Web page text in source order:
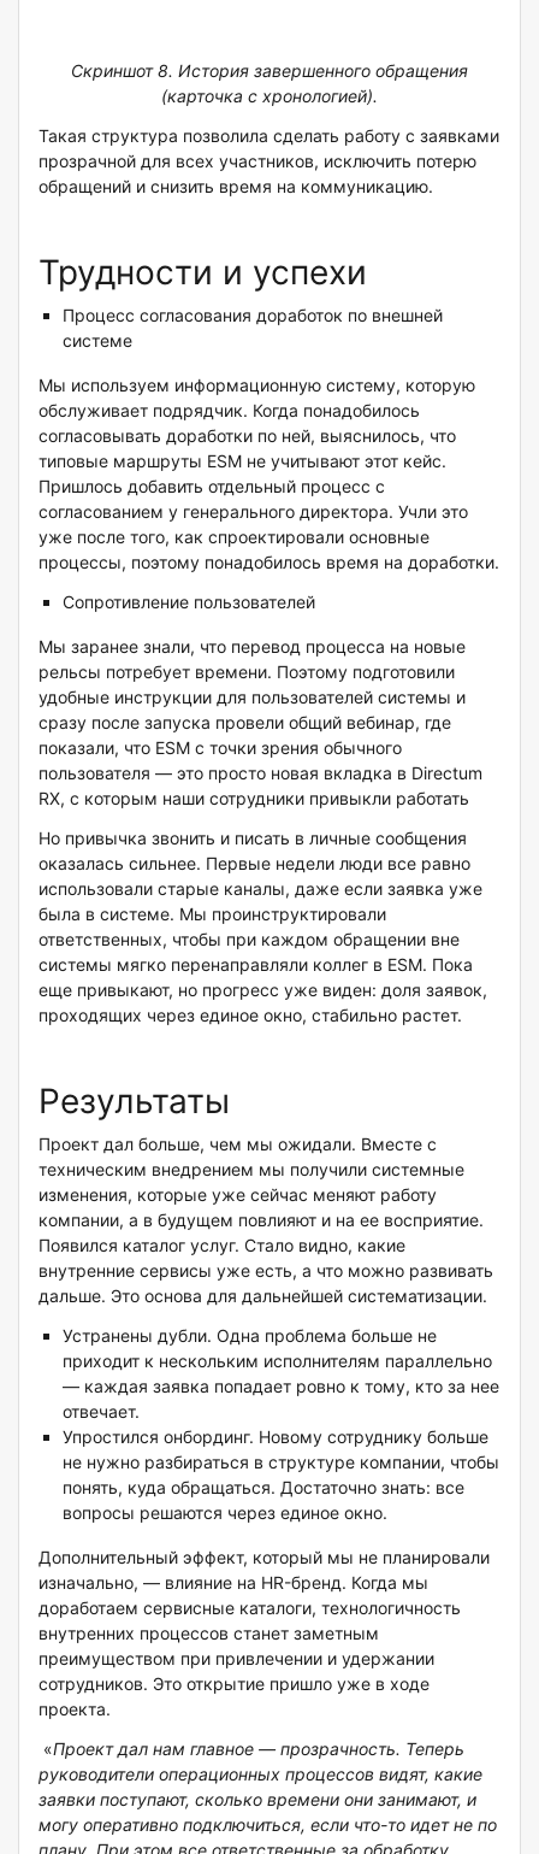
Скриншот 8. История завершенного обращения
(карточка с хронологией).
Такая структура позволила сделать работу с заявками
прозрачной для всех участников, исключить потерю
обращений и снизить время на коммуникацию.
Трудности и успехи
Процесс согласования доработок по внешней
системе
Мы используем информационную систему, которую
обслуживает подрядчик. Когда понадобилось
согласовывать доработки по ней, выяснилось, что
типовые маршруты ESM не учитывают этот кейс.
Пришлось добавить отдельный процесс с
согласованием у генерального директора. Учли это
уже после того, как спроектировали основные
процессы, поэтому понадобилось время на доработки.
Сопротивление пользователей
Мы заранее знали, что перевод процесса на новые
рельсы потребует времени. Поэтому подготовили
удобные инструкции для пользователей системы и
сразу после запуска провели общий вебинар, где
показали, что ESM с точки зрения обычного
пользователя — это просто новая вкладка в Directum
RX, с которым наши сотрудники привыкли работать
Но привычка звонить и писать в личные сообщения
оказалась сильнее. Первые недели люди все равно
использовали старые каналы, даже если заявка уже
была в системе. Мы проинструктировали
ответственных, чтобы при каждом обращении вне
системы мягко перенаправляли коллег в ESM. Пока
еще привыкают, но прогресс уже виден: доля заявок,
проходящих через единое окно, стабильно растет.
Результаты
Проект дал больше, чем мы ожидали. Вместе с
техническим внедрением мы получили системные
изменения, которые уже сейчас меняют работу
компании, а в будущем повлияют и на ее восприятие.
Появился каталог услуг. Стало видно, какие
внутренние сервисы уже есть, а что можно развивать
дальше. Это основа для дальнейшей систематизации.
Устранены дубли. Одна проблема больше не
приходит к нескольким исполнителям параллельно
— каждая заявка попадает ровно к тому, кто за нее
отвечает.
Упростился онбординг. Новому сотруднику больше
не нужно разбираться в структуре компании, чтобы
понять, куда обращаться. Достаточно знать: все
вопросы решаются через единое окно.
Дополнительный эффект, который мы не планировали
изначально, — влияние на HR-бренд. Когда мы
доработаем сервисные каталоги, технологичность
внутренних процессов станет заметным
преимуществом при привлечении и удержании
сотрудников. Это открытие пришло уже в ходе
проекта.
«Проект дал нам главное — прозрачность. Теперь
руководители операционных процессов видят, какие
заявки поступают, сколько времени они занимают, и
могу оперативно подключиться, если что-то идет не по